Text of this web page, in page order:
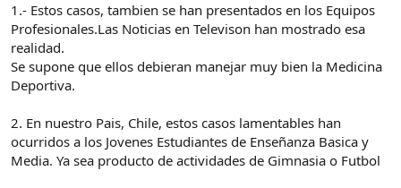
1.- Estos casos, tambien se han presentados en los Equipos
Profesionales.Las Noticias en Televison han mostrado esa
realidad.
Se supone que ellos debieran manejar muy bien la Medicina
Deportiva.
2. En nuestro Pais, Chile, estos casos lamentables han
ocurridos a los Jovenes Estudiantes de Enseñanza Basica y
Media. Ya sea producto de actividades de Gimnasia o Futbol